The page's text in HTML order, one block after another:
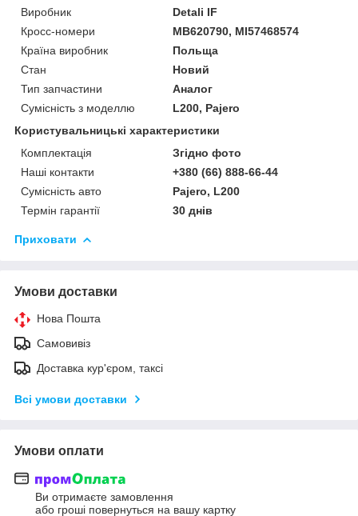
Виробник
Detali IF
Кросс-номери
MB620790, MI57468574
Країна виробник
Польща
Стан
Новий
Тип запчастини
Аналог
Сумісність з моделлю
L200, Pajero
Користувальницькі характеристики
Комплектація
Згідно фото
Наші контакти
+380 (66) 888-66-44
Сумісність авто
Pajero, L200
Термін гарантії
30 днів
Приховати
Умови доставки
Нова Пошта
Самовивіз
Доставка кур'єром, таксі
Всі умови доставки
Умови оплати
Ви отримаєте замовлення
або гроші повернуться на вашу картку